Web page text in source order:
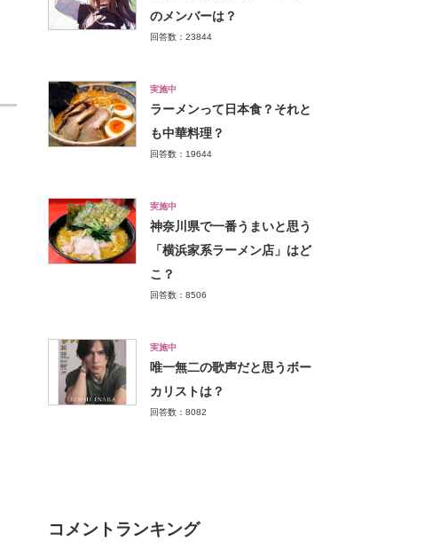
のメンバーは？
回答数：23844
実施中
ラーメンって日本食？それと
も中華料理？
回答数：19644
実施中
神奈川県で一番うまいと思う
「横浜家系ラーメン店」はど
こ？
回答数：8506
実施中
唯一無二の歌声だと思うボー
カリストは？
回答数：8082
コメントランキング